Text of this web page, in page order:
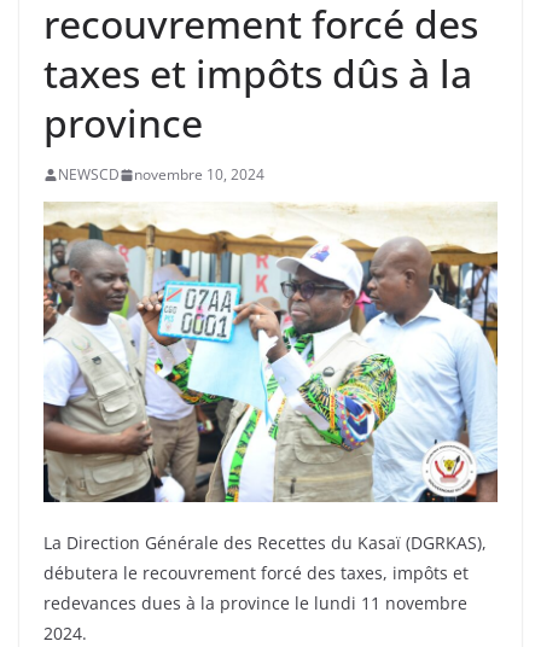
recouvrement forcé des
taxes et impôts dûs à la
province
NEWSCD novembre 10, 2024
La Direction Générale des Recettes du Kasaï (DGRKAS),
débutera le recouvrement forcé des taxes, impôts et
redevances dues à la province le lundi 11 novembre
2024.